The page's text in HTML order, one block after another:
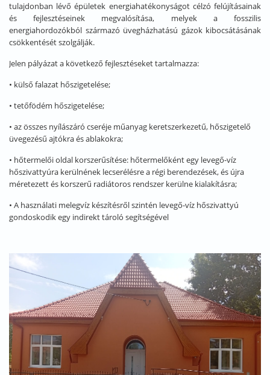
tulajdonban lévő épületek energiahatékonyságot célzó felújításainak
és fejlesztéseinek megvalósítása, melyek a fosszilis
energiahordozókból származó üvegházhatású gázok kibocsátásának
csökkentését szolgálják.
Jelen pályázat a következő fejlesztéseket tartalmazza:
• külső falazat hőszigetelése;
• tetőfödém hőszigetelése;
• az összes nyílászáró cseréje műanyag keretszerkezetű, hőszigetelő
üvegezésű ajtókra és ablakokra;
• hőtermelői oldal korszerűsítése: hőtermelőként egy levegő-víz
hőszivattyúra kerülnének lecserélésre a régi berendezések, és újra
méretezett és korszerű radiátoros rendszer kerülne kialakításra;
• A használati melegvíz készítésről szintén levegő-víz hőszivattyú
gondoskodik egy indirekt tároló segítségével